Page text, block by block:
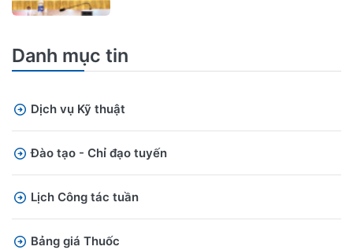
Danh mục tin
Dịch vụ Kỹ thuật
Đào tạo - Chỉ đạo tuyến
Lịch Công tác tuần
Bảng giá Thuốc